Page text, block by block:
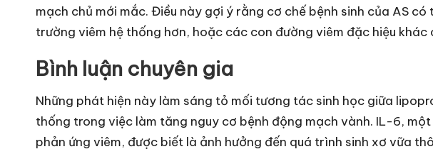
mạch chủ mới mắc. Điều này gợi ý rằng cơ chế bệnh sinh của AS
trường viêm hệ thống hơn, hoặc các con đường viêm đặc hiệu khác
Bình luận chuyên gia
Những phát hiện này làm sáng tỏ mối tương tác sinh học giữa
thống trong việc làm tăng nguy cơ bệnh động mạch vành. IL-6,
phản ứng viêm, được biết là ảnh hưởng đến quá trình sinh xơ vữa